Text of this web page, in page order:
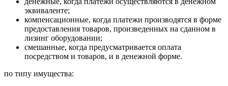
эквиваленте;
компенсационные, когда платежи производятся в форме
предоставления товаров, произведенных на сданном в
лизинг оборудовании;
смешанные, когда предусматривается оплата
посредством и товаров, и в денежной форме.
по типу имущества: